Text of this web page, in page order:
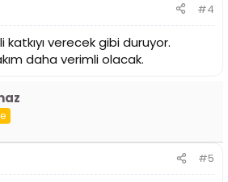
#4
verecek gibi duruyor.
daha verimli olacak.
#5